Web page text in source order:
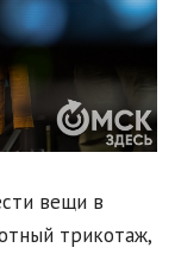
вещи в
трикотаж,